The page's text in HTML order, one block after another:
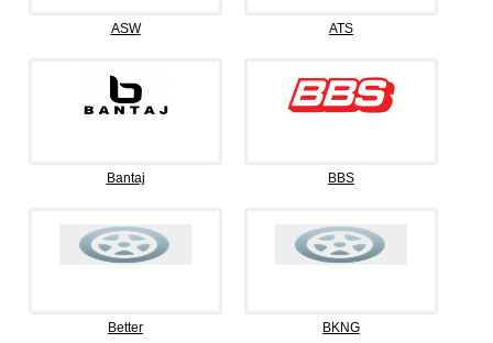
ASW ATS
Bantaj BBS
Better BKNG